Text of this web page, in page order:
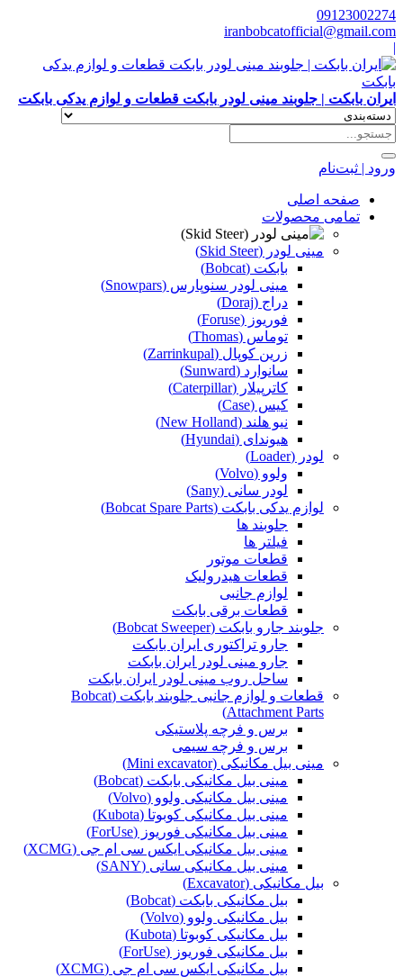
09123002274
iranbobcatofficial@gmail.com
|
ایران بابکت | جلوبند مینی لودر بابکت قطعات و لوازم یدکی بابکت
ورود | ثبت‌نام
صفحه اصلی
تمامی محصولات
مینی لودر (Skid Steer)
بابکت (Bobcat)
مینی لودر سنوپارس (Snowpars)
دراج (Doraj)
فوریوز (Foruse)
توماس (Thomas)
زرین کوپال (Zarrinkupal)
سانوارد (Sunward)
کاترپیلار (Caterpillar)
کیس (Case)
نیو هلند (New Holland)
هیوندای (Hyundai)
لودر (Loader)
ولوو (Volvo)
لودر سانی (Sany)
لوازم یدکی بابکت (Bobcat Spare Parts)
جلوبند ها
فیلتر ها
قطعات موتور
قطعات هیدرولیک
لوازم جانبی
قطعات برقی بابکت
جلوبند جارو بابکت (Bobcat Sweeper)
جارو تراکتوری ایران بابکت
جارو مینی لودر ایران بابکت
ساحل روب مینی لودر ایران بابکت
قطعات و لوازم جانبی جلوبند بابکت (Bobcat
Attachment Parts)
برس و فرچه پلاستیکی
برس و فرچه سیمی
مینی بیل مکانیکی (Mini excavator)
مینی بیل مکانیکی بابکت (Bobcat)
مینی بیل مکانیکی ولوو (Volvo)
مینی بیل مکانیکی کوبوتا (Kubota)
مینی بیل مکانیکی فوریوز (ForUse)
مینی بیل مکانیکی ایکس سی ام جی (XCMG)
مینی بیل مکانیکی سانی (SANY)
بیل مکانیکی (Excavator)
بیل مکانیکی بابکت (Bobcat)
بیل مکانیکی ولوو (Volvo)
بیل مکانیکی کوبوتا (Kubota)
بیل مکانیکی فوریوز (ForUse)
بیل مکانیکی ایکس سی ام جی (XCMG)